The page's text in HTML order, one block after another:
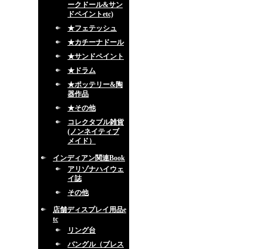
ークドール&サン
ドペイントetc)
★フェテッシュ
★カチーナドール
★サンドペイント
★ドラム
★ポッテリー&陶
器作品
★その他
コレクタブル雑貨
(ノンネイティブ
メイド）
インディアン関連Book
アリゾナハイウェ
イ誌
その他
店舗ディスプレイ用品e
tc
リング台
バングル（ブレス